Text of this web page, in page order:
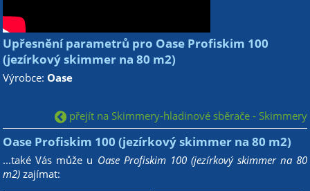
Upřesnění parametrů pro Oase Profiskim 100
(jezírkový skimmer na 80 m2)
Výrobce:Oase
přejít na Skimmery-hladinové sběrače - Skimmery
Oase Profiskim 100 (jezírkový skimmer na 80 m2)
...také Vás může u Oase Profiskim 100 (jezírkový skimmer na 80
m2) zajímat: